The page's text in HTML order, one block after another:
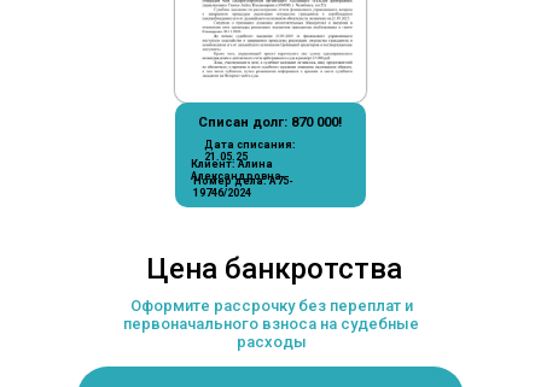
Списан долг: 870 000!
Дата списания:
21.05.25
Номер дела: А75-
19746/2024
Клиент: Алина
Александровна
Цена банкротства
Оформите рассрочку без переплат и
первоначального взноса на судебные
расходы